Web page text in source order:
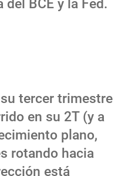
BCE y la Fed.
tercer trimestre
en su 2T (y a
plano,
rotando hacia
está